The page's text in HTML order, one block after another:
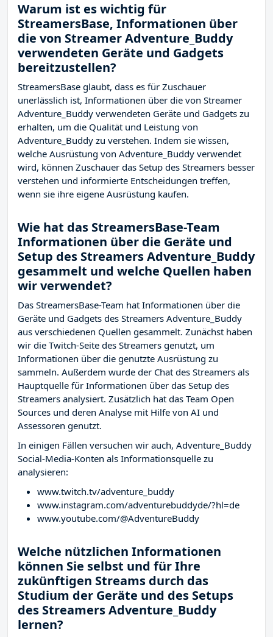
Warum ist es wichtig für
StreamersBase, Informationen über
die von Streamer Adventure_Buddy
verwendeten Geräte und Gadgets
bereitzustellen?
StreamersBase glaubt, dass es für Zuschauer
unerlässlich ist, Informationen über die von Streamer
Adventure_Buddy verwendeten Geräte und Gadgets zu
erhalten, um die Qualität und Leistung von
Adventure_Buddy zu verstehen. Indem sie wissen,
welche Ausrüstung von Adventure_Buddy verwendet
wird, können Zuschauer das Setup des Streamers besser
verstehen und informierte Entscheidungen treffen,
wenn sie ihre eigene Ausrüstung kaufen.
Wie hat das StreamersBase-Team
Informationen über die Geräte und
Setup des Streamers Adventure_Buddy
gesammelt und welche Quellen haben
wir verwendet?
Das StreamersBase-Team hat Informationen über die
Geräte und Gadgets des Streamers Adventure_Buddy
aus verschiedenen Quellen gesammelt. Zunächst haben
wir die Twitch-Seite des Streamers genutzt, um
Informationen über die genutzte Ausrüstung zu
sammeln. Außerdem wurde der Chat des Streamers als
Hauptquelle für Informationen über das Setup des
Streamers analysiert. Zusätzlich hat das Team Open
Sources und deren Analyse mit Hilfe von AI und
Assessoren genutzt.
In einigen Fällen versuchen wir auch, Adventure_Buddy
Social-Media-Konten als Informationsquelle zu
analysieren:
www.twitch.tv/adventure_buddy
www.instagram.com/adventurebuddyde/?hl=de
www.youtube.com/@AdventureBuddy
Welche nützlichen Informationen
können Sie selbst und für Ihre
zukünftigen Streams durch das
Studium der Geräte und des Setups
des Streamers Adventure_Buddy
lernen?